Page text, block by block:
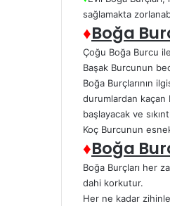
sağlamakta
♦Boğa
Çoğu Boğa Burcu
Başak Burcunun
Boğa Burçlarının
durumlardan kaçan
başlayacak ve
Koç Burcunun
♦Boğa
Boğa Burçları her
dahi korkutur.
Her ne kadar